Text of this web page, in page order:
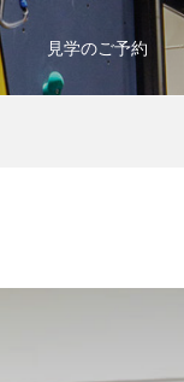
見学のご予約